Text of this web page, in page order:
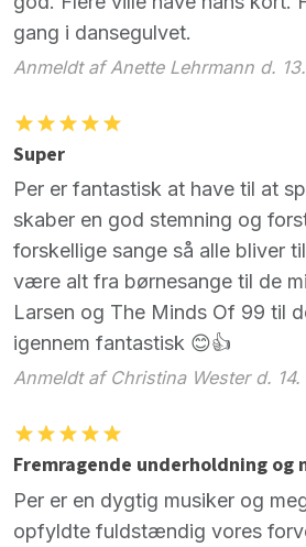
gang i dansegulvet.
Anmeldt af Anette Lehrmann d.
Super
Per er fantastisk at have til at
skaber en god stemning og
forskellige sange så alle bliver
være alt fra børnesange til de
Larsen og The Minds Of 99 til
igennem fantastisk 😊👍
Anmeldt af Christina Wester d.
Fremragende underholdning og
Per er en dygtig musiker og
opfyldte fuldstændig vores